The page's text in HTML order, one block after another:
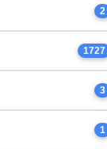
2
1727
3
1